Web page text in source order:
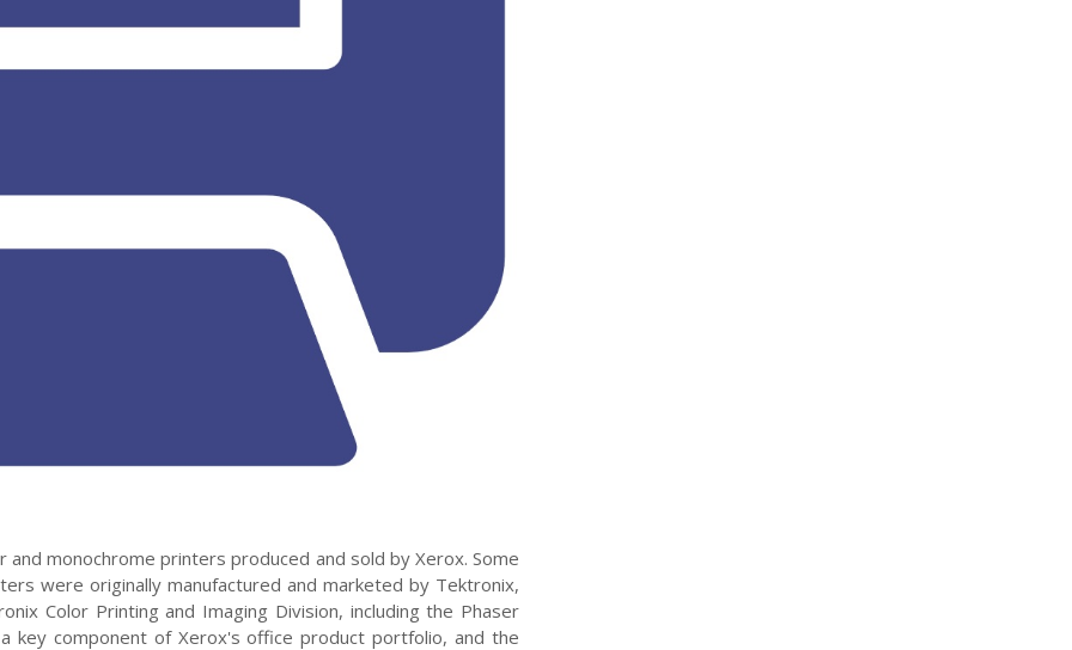
monochrome printers produced and sold by Xerox. Some
were originally manufactured and marketed by Tektronix,
Color Printing and Imaging Division, including the Phaser
key component of Xerox's office product portfolio, and the